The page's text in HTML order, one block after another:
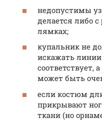
недопустимы
делается либо
лямках;
купальник не
искажать
соответствует,
может быть
если костюм
прикрывают
ткани (но